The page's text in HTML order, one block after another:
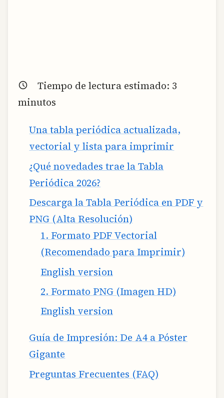
Tiempo de lectura estimado: 3
minutos
Una tabla periódica actualizada,
vectorial y lista para imprimir
¿Qué novedades trae la Tabla
Periódica 2026?
Descarga la Tabla Periódica en PDF y
PNG (Alta Resolución)
1. Formato PDF Vectorial
(Recomendado para Imprimir)
English version
2. Formato PNG (Imagen HD)
English version
Guía de Impresión: De A4 a Póster
Gigante
Preguntas Frecuentes (FAQ)